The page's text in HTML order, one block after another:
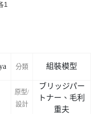
1
分類 組裝模型
原型/
設計
ブリッジパー
トナー、毛利
重夫